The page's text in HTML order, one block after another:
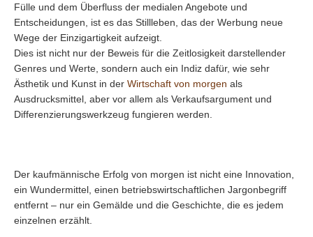
Fülle und dem Überfluss der medialen Angebote und
Entscheidungen, ist es das Stillleben, das der Werbung neue
Wege der Einzigartigkeit aufzeigt.
Dies ist nicht nur der Beweis für die Zeitlosigkeit darstellender
Genres und Werte, sondern auch ein Indiz dafür, wie sehr
Ästhetik und Kunst in der Wirtschaft von morgen als
Ausdrucksmittel, aber vor allem als Verkaufsargument und
Differenzierungswerkzeug fungieren werden.
Der kaufmännische Erfolg von morgen ist nicht eine Innovation,
ein Wundermittel, einen betriebswirtschaftlichen Jargonbegriff
entfernt – nur ein Gemälde und die Geschichte, die es jedem
einzelnen erzählt.